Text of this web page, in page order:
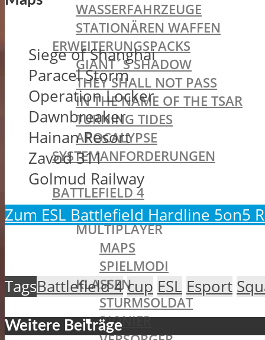
WASSERFAHRZEUGE
STATIONÄREN WAFFEN
ERWEITERUNGSPACKS
GIANT´S SHADOW
THEY SHALL NOT PASS
IN THE NAME OF THE TSAR
TURNING TIDES
APOCALYPSE
SYSTEMANFORDERUNGEN
BATTLEFIELD OLDIES
BATTLEFIELD 4
SINGLEPLAYER
MULTIPLAYER
MAPS
SPIELMODI
KLASSEN
STURMSOLDAT
PIONIER
Siege of Shanghai
Paracel Storm
Operation Locker
Dawnbreaker
Hainan Resort
Zavod 311
Golmud Railway
Zum ESL Battlefield Hardline 5on5
TagsBattlefield 4 cup ESL Esport
Weitere Beiträge